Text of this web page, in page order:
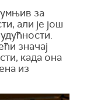
за
али је још
значај
када она
из